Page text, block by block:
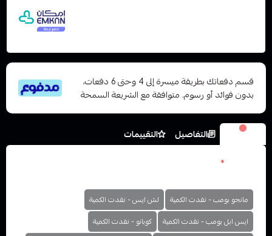
قسم دفعاتك بطريقة ميسرة إلى 4 وحتى 6 دفعات،
بدون فوائد أو رسوم. متوافقة مع الشريعة السمحة
الخيارات التفاصيل
التقييمات
*
مانجو بومب - نفدت الكمية
لش ايس - نفدت الكمية
ايس ابل بومب - نفدت الكمية
كوبانو - نفدت الكمية